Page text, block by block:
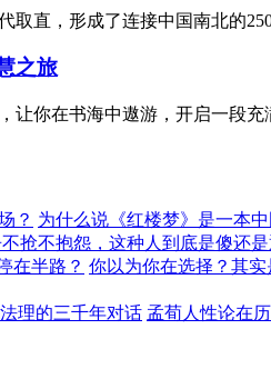
取直，形成了连接中国南北的
之旅
让你在书海中遨游，开启一段
？ 为什么说《红楼梦》是一本
抢不抱怨，这种人到底是傻还是
在半路？ 你以为你在选择？其
理的三千年对话 孟荀人性论在